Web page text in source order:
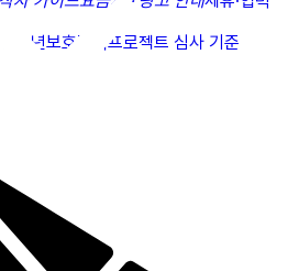
청소년보호정책프로젝트 심사 기준